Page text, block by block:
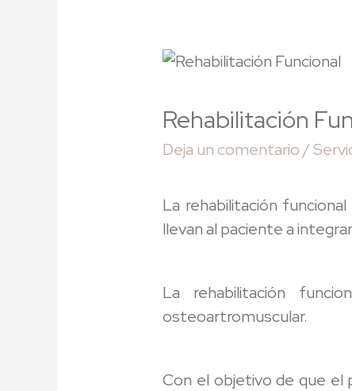
Rehabilitación
Deja un comentario /
La rehabilitación
llevan al paciente a
La rehabilitación
osteoartromuscular.
Con el objetivo de que el